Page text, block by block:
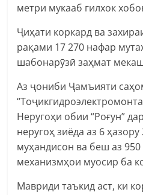
метри мукааб гилхок
Ҷиҳати коркард ва
рақами 17 270 нафар
шабонарӯзӣ заҳмат
Аз ҷониби Ҷамъияти
Неругоҳи обии “Роғун”
неругоҳ зиёда аз 6
муҳандисон ва беш аз
механизмҳои муосир ба
Мавриди таъкид аст, ки